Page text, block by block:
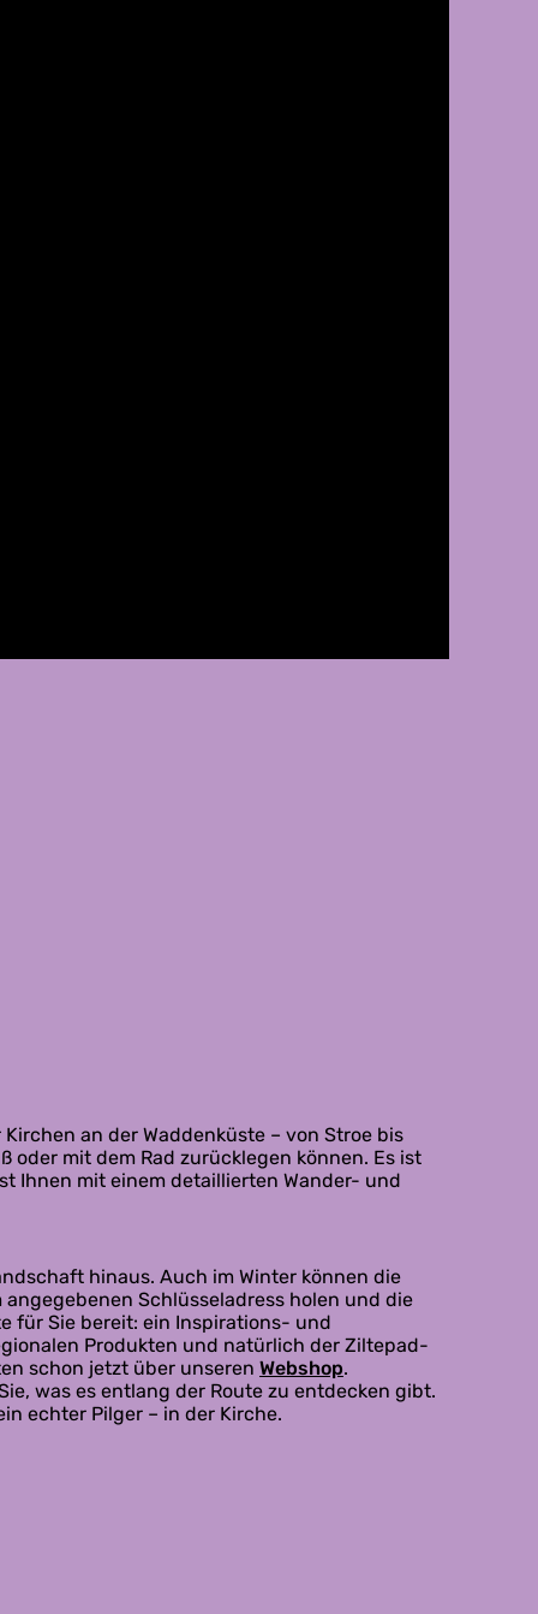
an der Waddenküste – von Stroe bis
oder mit dem Rad zurücklegen können. Es ist
Ihnen mit einem detaillierten Wander- und
hinaus. Auch im Winter können die
Schlüsseladress holen und die
für Sie bereit: ein Inspirations- und
Produkten und natürlich der Ziltepad-
schon jetzt über unseren Webshop.
was es entlang der Route zu entdecken gibt.
echter Pilger – in der Kirche.